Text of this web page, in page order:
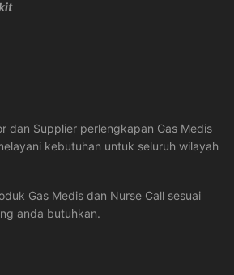
dan Supplier perlengkapan Gas Medis
kebutuhan untuk seluruh wilayah
Gas Medis dan Nurse Call sesuai
anda butuhkan.